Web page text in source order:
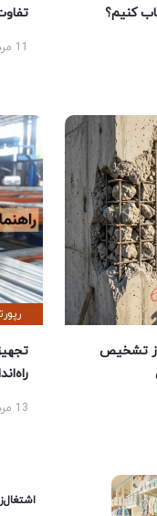
کنیم؟
تشخیص
رپورتاژ
13 مرداد 1405